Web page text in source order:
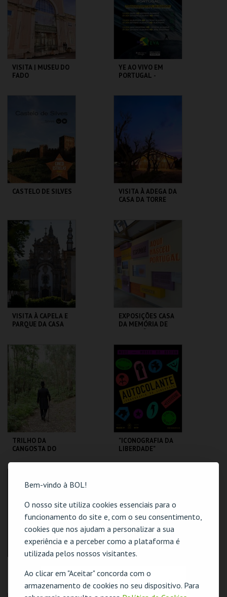
Bem-vindo à BOL!
O nosso site utiliza cookies essenciais para o
funcionamento do site e, com o seu consentimento,
cookies que nos ajudam a personalizar a sua
experiência e a perceber como a plataforma é
utilizada pelos nossos visitantes.
Ao clicar em "Aceitar" concorda com o
armazenamento de cookies no seu dispositivo. Para
MAIS INFO MAIS INFO
COMPRAR
VISITA | MUSEU DO
FADO
COMPRAR
YE AO VIVO EM
PORTUGAL -
MAIS INFO
COMPRAR
CASTELO DE SILVES
CASTELO DE SILVES
MAIS INFO
VISITA À ADEGA DA
CASA DA TORRE
ADEGA DA CASA DA
TORRE
VISITA À CAPELA E
PARQUE DA CASA
FUND. DA CASA DE
MATEUS
MAIS INFO
COMPRAR
EXPOSIÇÕES CASA
DA MEMÓRIA DE
CASA DA MEMÓRIA .
MAIS INFO
COMPRAR
TRILHO DA
CANGOSTA DO
MUSEU CAMILO
MAIS INFO
COMPRAR
"ICONOGRAFIA DA
LIBERDADE"
MAIS INFO
COMPRAR
COLAGEM
LONGA DURAÇÃO +
TEMPORÁRIAS
O evento escolhido não está disponível